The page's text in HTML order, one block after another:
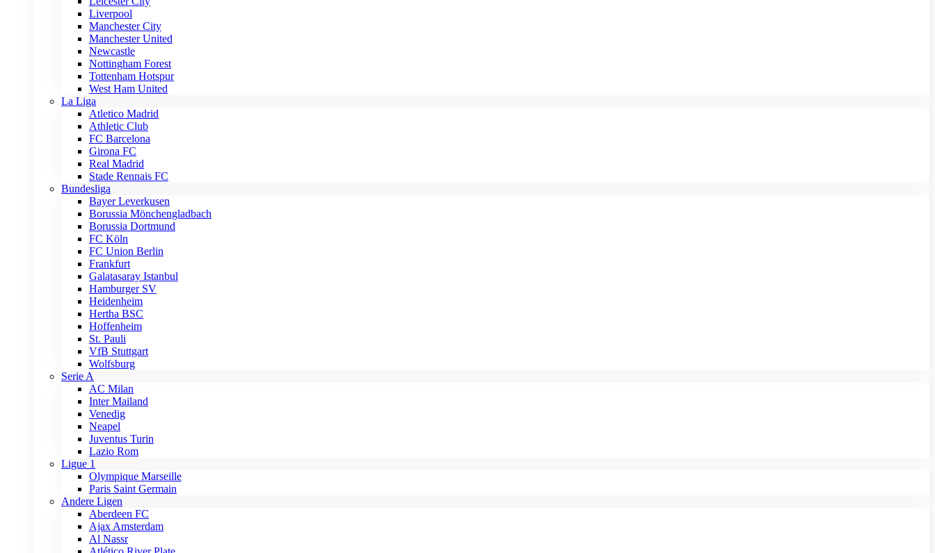
Liverpool
Manchester City
Manchester United
Newcastle
Nottingham Forest
Tottenham Hotspur
West Ham United
La Liga
Atletico Madrid
Athletic Club
FC Barcelona
Girona FC
Real Madrid
Stade Rennais FC
Bundesliga
Bayer Leverkusen
Borussia Mönchengladbach
Borussia Dortmund
FC Köln
FC Union Berlin
Frankfurt
Galatasaray Istanbul
Hamburger SV
Heidenheim
Hertha BSC
Hoffenheim
St. Pauli
VfB Stuttgart
Wolfsburg
Serie A
AC Milan
Inter Mailand
Venedig
Neapel
Juventus Turin
Lazio Rom
Ligue 1
Olympique Marseille
Paris Saint Germain
Andere Ligen
Aberdeen FC
Ajax Amsterdam
Al Nassr